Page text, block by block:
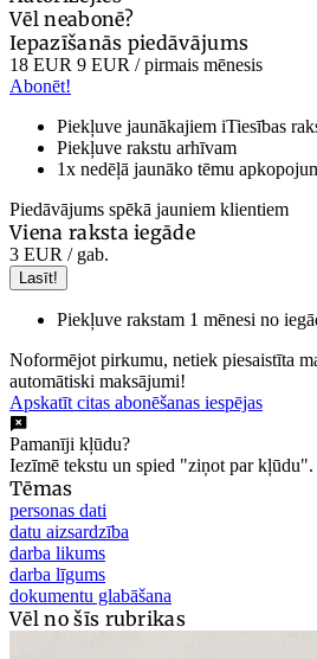
Vēl neabonē?
Iepazīšanās piedāvājums
18 EUR 9 EUR / pirmais mēnesis
Abonēt!
Piekļuve jaunākajiem iTiesības
Piekļuve rakstu arhīvam
1x nedēļā jaunāko tēmu
Piedāvājums spēkā jauniem klientiem
Viena raksta iegāde
3 EUR / gab.
Lasīt!
Piekļuve rakstam 1 mēnesi no
Noformējot pirkumu, netiek piesaistīta
automātiski maksājumi!
Apskatīt citas abonēšanas iespējas
Pamanīji kļūdu?
Iezīmē tekstu un spied "ziņot par kļūdu".
Tēmas
personas dati
datu aizsardzība
darba likums
darba līgums
dokumentu glabāšana
Vēl no šīs rubrikas